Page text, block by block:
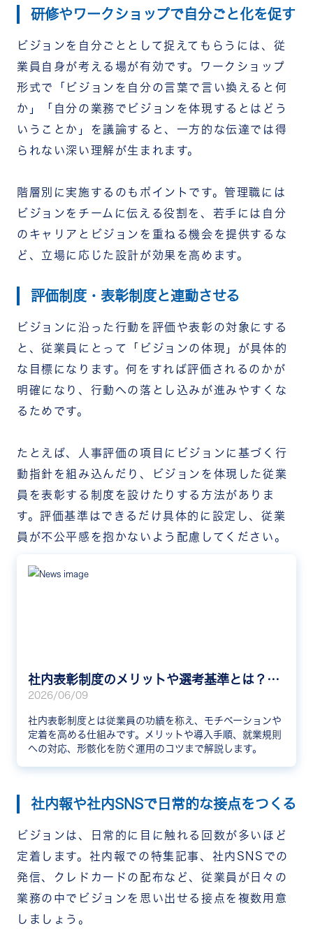
研修やワークショップで自分ごと化を促す
ビジョンを自分ごととして捉えてもらうには、従
業員自身が考える場が有効です。ワークショップ
形式で「ビジョンを自分の言葉で言い換えると何
か」「自分の業務でビジョンを体現するとはどう
いうことか」を議論すると、一方的な伝達では得
られない深い理解が生まれます。
階層別に実施するのもポイントです。管理職には
ビジョンをチームに伝える役割を、若手には自分
のキャリアとビジョンを重ねる機会を提供するな
ど、立場に応じた設計が効果を高めます。
評価制度・表彰制度と連動させる
ビジョンに沿った行動を評価や表彰の対象にする
と、従業員にとって「ビジョンの体現」が具体的
な目標になります。何をすれば評価されるのかが
明確になり、行動への落とし込みが進みやすくな
るためです。
たとえば、人事評価の項目にビジョンに基づく行
動指針を組み込んだり、ビジョンを体現した従業
員を表彰する制度を設けたりする方法がありま
す。評価基準はできるだけ具体的に設定し、従業
員が不公平感を抱かないよう配慮してください。
社内表彰制度のメリットや選考基準とは？ユニークなアイデアや成功事例を紹介
2026/06/09
社内表彰制度とは従業員の功績を称え、モチベーションや
定着を高める仕組みです。メリットや導入手順、就業規則
への対応、形骸化を防ぐ運用のコツまで解説します。
社内報や社内SNSで日常的な接点をつくる
ビジョンは、日常的に目に触れる回数が多いほど
定着します。社内報での特集記事、社内SNSでの
発信、クレドカードの配布など、従業員が日々の
業務の中でビジョンを思い出せる接点を複数用意
しましょう。